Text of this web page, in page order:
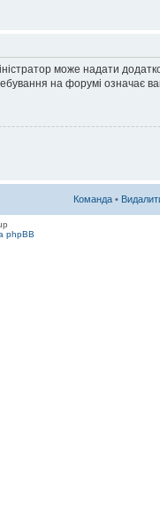
може надати
на форумі означає
Команда •
phpBB